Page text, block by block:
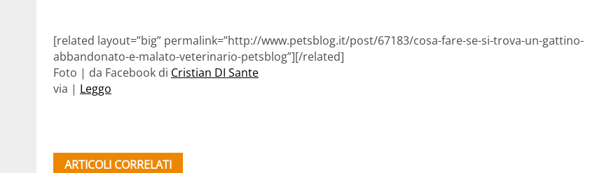
[related layout=”big” permalink=”http://www.petsblog.it/post/67183/cosa-fare-se-si-trova-un-gattino-
abbandonato-e-malato-veterinario-petsblog”][/related]
Foto | da Facebook di Cristian DI Sante
via | Leggo
ARTICOLI CORRELATI